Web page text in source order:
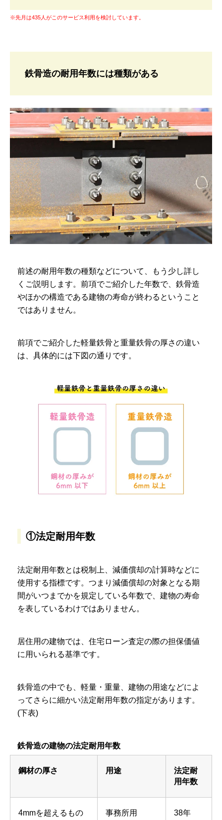
※先月は435人がこのサービス利用を検討しています。
鉄骨造の耐用年数には種類がある
前述の耐用年数の種類などについて、もう少し詳し
くご説明します。前項でご紹介した年数で、鉄骨造
やほかの構造である建物の寿命が終わるということ
ではありません。
前項でご紹介した軽量鉄骨と重量鉄骨の厚さの違い
は、具体的には下図の通りです。
①法定耐用年数
法定耐用年数とは税制上、減価償却の計算時などに
使用する指標です。つまり減価償却の対象となる期
間がいつまでかを規定している年数で、建物の寿命
を表しているわけではありません。
居住用の建物では、住宅ローン査定の際の担保価値
に用いられる基準です。
鉄骨造の中でも、軽量・重量、建物の用途などによ
ってさらに細かい法定耐用年数の指定があります。
(下表)
鉄骨造の建物の法定耐用年数
鋼材の厚さ 用途
法定耐
用年数
4mmを超えるもの 事務所用 38年